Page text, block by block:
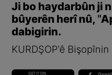
Ji bo haydarbûn ji
bûyerên herî nû,
dabigirin.
KURDŞOP'ê Bişopînin